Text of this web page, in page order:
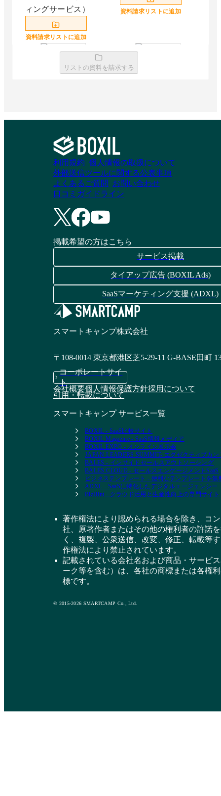
ィングサービス）
資料請求リストに追加
資料請求リストに追加
ソダテル｜リスト育
成型インサイドセー
ルス代行
資料請求リストに追加
セールスリンクのテ
レアポ代行
資料請求リストに追加
NoLimitセールス
資料請求リストに追加
ューションのアウト
ソーシング事業
リストの資料を請求する
利用規約 個人情報の取扱について
外部送信ツールに関する公表事項
よくあるご質問
お問い合わせ
口コミガイドライン
掲載希望の方はこちら
サービス掲載
タイアップ広告 (BOXIL Ads)
SaaSマーケティング支援 (ADXL)
スマートキャンプ株式会社
〒108-0014 東京都港区芝5-29-11 G-BASE田町
コーポレートサイ
ト
会社概要個人情報保護方針採用について
引用・転載について
スマートキャンプ サービス一覧
BOXIL - SaaS比較サイト
BOXIL Magazine - SaaS情報メディア
BOXIL EXPO - オンライン展示会
JAPAN LEADERS SUMMIT- エグゼクティブカン
BALES - インサイドセールスアウトソーシング
BALES CLOUD - セールスエンゲージメントSaaS
ビジネステンプレート - 便利なテンプレートを無
ADXL - SaaSに特化したデジタルエージェンシー
BizHint - クラウド活用と生産性向上の専門サイト
著作権法により認められる場合を除き、コ
社、原著作者またはその他の権利者の許諾
く、複製、公衆送信、改変、修正、転載等
作権法により禁止されています。
記載されている会社名および商品・サービ
ーク等を含む）は、各社の商標または各権
標です。
© 2015-2026 SMARTCAMP Co., Ltd.